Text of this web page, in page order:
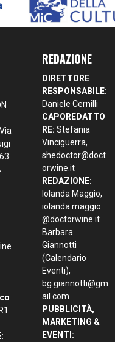
Via
REDAZIONE
DIRETTORE
RESPONSABILE:
Daniele Cernilli
CAPOREDATTO
RE: Stefania
Vinciguerra,
shedoctor@doct
orwine.it
REDAZIONE:
Iolanda Maggio,
iolanda.maggio
@doctorwine.it
Barbara
Giannotti
(Calendario
Eventi),
bg.giannotti@gm
ail.com
PUBBLICITÀ,
MARKETING &
EVENTI: